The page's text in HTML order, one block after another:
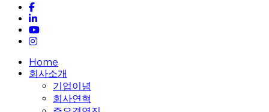
facebook
linkedin
youtube
instagram
Close
Menu
Home
회사소개
기업이념
회사연혁